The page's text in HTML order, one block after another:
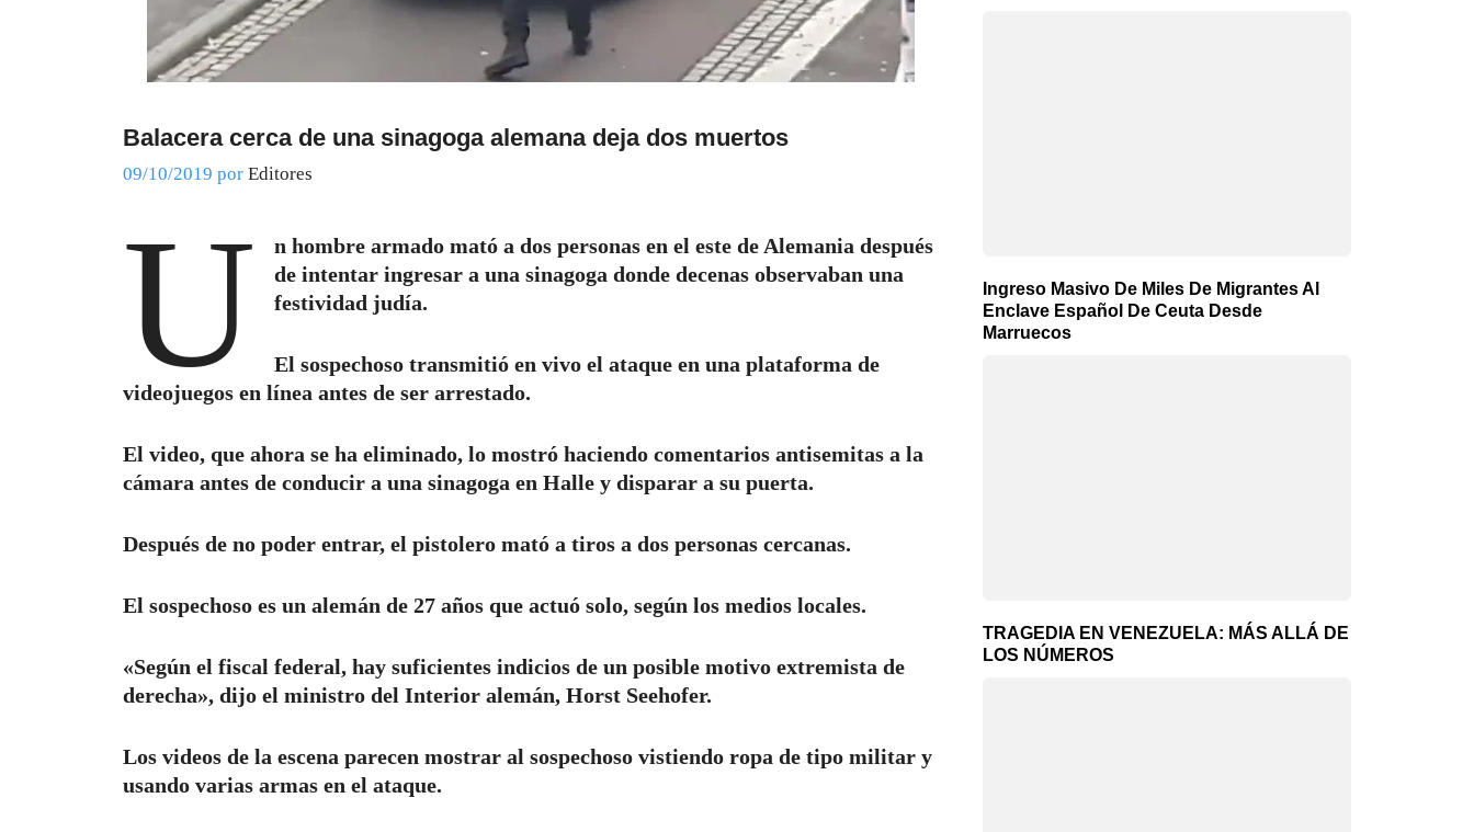
Balacera cerca de una sinagoga alemana deja dos muertos
09/10/2019 por Editores
U
n hombre armado mató a dos personas en el este de Alemania después
de intentar ingresar a una sinagoga donde decenas observaban una
festividad judía.
El sospechoso transmitió en vivo el ataque en una plataforma de
videojuegos en línea antes de ser arrestado.
El video, que ahora se ha eliminado, lo mostró haciendo comentarios antisemitas a la
cámara antes de conducir a una sinagoga en Halle y disparar a su puerta.
Después de no poder entrar, el pistolero mató a tiros a dos personas cercanas.
El sospechoso es un alemán de 27 años que actuó solo, según los medios locales.
«Según el fiscal federal, hay suficientes indicios de un posible motivo extremista de
derecha», dijo el ministro del Interior alemán, Horst Seehofer.
Los videos de la escena parecen mostrar al sospechoso vistiendo ropa de tipo militar y
usando varias armas en el ataque.
Ingreso Masivo De Miles De Migrantes Al
Enclave Español De Ceuta Desde
Marruecos
TRAGEDIA EN VENEZUELA: MÁS ALLÁ DE
LOS NÚMEROS